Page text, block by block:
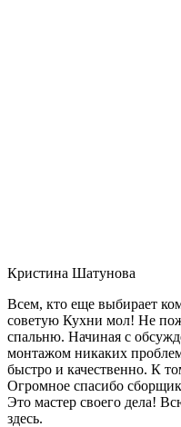
Кристина Шатунова
Всем, кто еще выбирает
советую Кухни мол! Не
спальню. Начиная с
монтажом никаких
быстро и качественно. К
Огромное спасибо
Это мастер своего дела!
здесь.